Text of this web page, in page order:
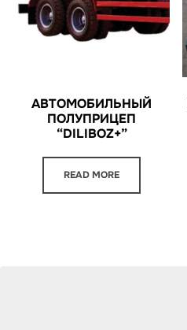
АВТОМОБИЛЬНЫЙ
ПОЛУПРИЦЕП
“DILIBOZ+”
READ MORE